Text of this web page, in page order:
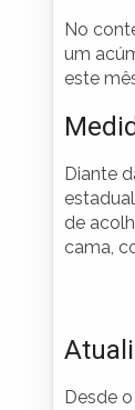
No
um
este
Diante
de
cama,
Desde